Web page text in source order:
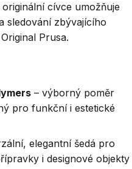
cívce umožňuje
sledování zbývajícího
Prusa.
– výborný poměr
pro funkční i estetické
elegantní šedá pro
i designové objekty